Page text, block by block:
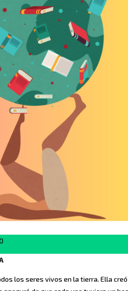
los seres vivos en la tierra. Ella